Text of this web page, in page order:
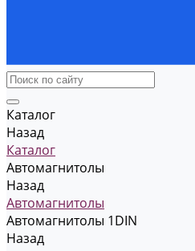
Каталог
Назад
Каталог
Автомагнитолы
Назад
Автомагнитолы
Автомагнитолы 1DIN
Назад